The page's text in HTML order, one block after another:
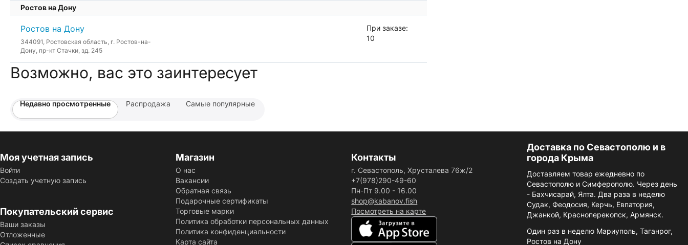
Ростов на Дону
Ростов на Дону
344091, Ростовская область, г. Ростов-на-
Дону, пр-кт Стачки, зд. 245
При заказе:
10
Возможно, вас это заинтересует
Недавно просмотренные Распродажа Самые популярные
Моя учетная запись
Войти
Создать учетную запись
Покупательский сервис
Ваши заказы
Отложенные
Магазин
О нас
Вакансии
Обратная связь
Подарочные сертификаты
Торговые марки
Политика обработки персональных данных
Политика конфиденциальности
Карта сайта
Контакты
г. Севастополь, Хрусталева 76ж/2
+7(978)290-49-60
Пн-Пт 9.00 - 16.00
shop@kabanov.fish
Посмотреть на карте
Доставка по Севастополю и в
города Крыма
Доставляем товар ежедневно по
Севастополю и Симферополю. Через день
- Бахчисарай, Ялта. Два раза в неделю
Судак, Феодосия, Керчь, Евпатория,
Джанкой, Красноперекопск, Армянск.
Один раз в неделю Мариуполь, Таганрог,
Ростов на Дону